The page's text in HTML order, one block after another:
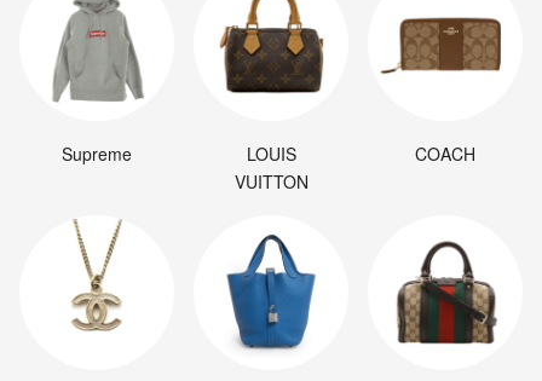
Supreme
LOUIS
VUITTON
COACH